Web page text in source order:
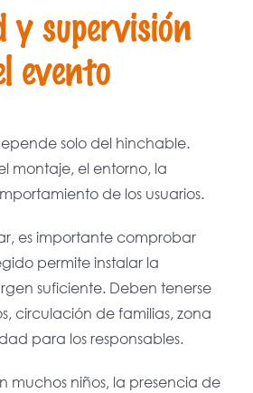
y supervisión
evento
solo del hinchable.
montaje, el entorno, la
de los usuarios.
es importante comprobar
permite instalar la
suficiente. Deben tenerse
circulación de familias, zona
para los responsables.
muchos niños, la presencia de